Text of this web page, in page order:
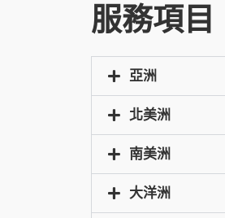
服務項目
亞洲
北美洲
南美洲
大洋洲